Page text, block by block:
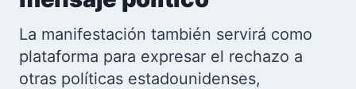
La manifestación también servirá como
plataforma para expresar el rechazo a
otras políticas estadounidenses,